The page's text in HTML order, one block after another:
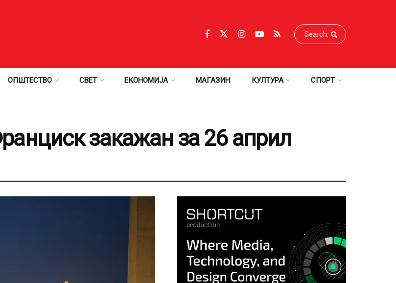
ОПШТЕСТВО СВЕТ ЕКОНОМИЈА МАГАЗИН КУЛТУРА СПОРТ
закажан за 26 април